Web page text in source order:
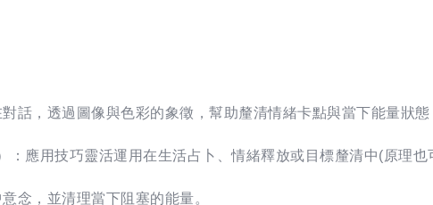
話，透過圖像與色彩的象徵，幫助釐清情緒卡點與當下能量狀態
：應用技巧靈活運用在生活占卜、情緒釋放或目標釐清中(原理
念，並清理當下阻塞的能量。